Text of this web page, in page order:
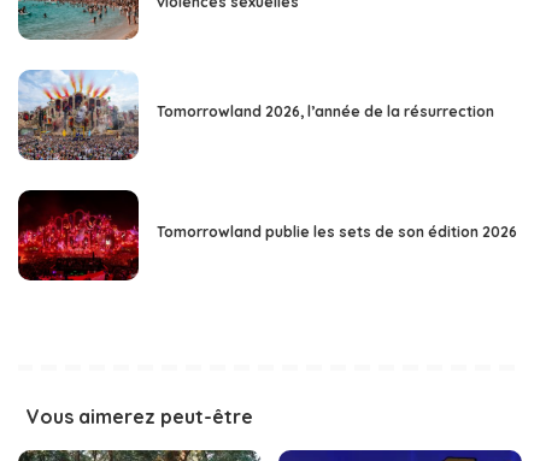
Tomorrowland 2026, l’année de la résurrection
Tomorrowland publie les sets de son édition 2026
Vous aimerez peut-être